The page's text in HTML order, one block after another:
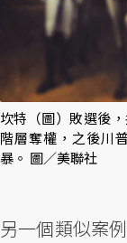
坎特（圖）敗選後
階層奪權，之後川
暴。 圖／美聯社
另一個類似案